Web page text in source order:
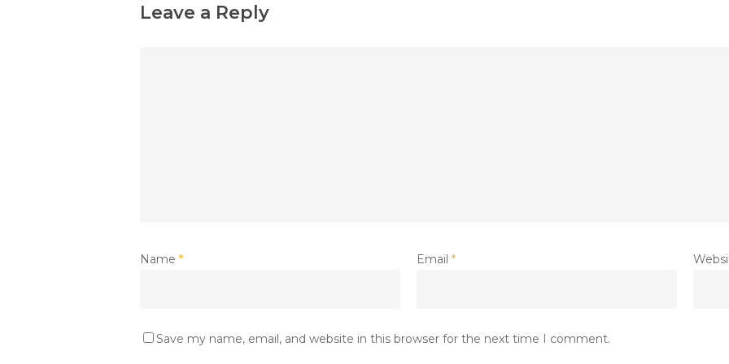
Leave a Reply
Name * Email *
Save my name, email, and website in this browser for the next time I comment.